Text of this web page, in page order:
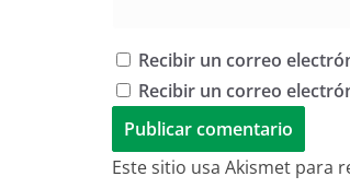
Recibir un correo
Recibir un correo
Este sitio usa Akismet para